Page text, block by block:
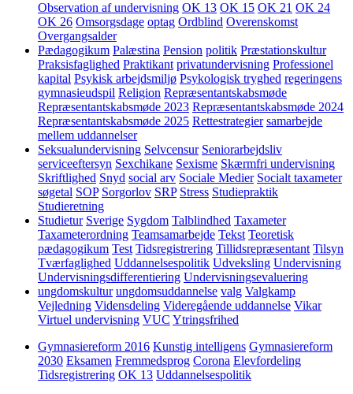
Observation af undervisning OK 13 OK 15 OK 21 OK 24
OK 26 Omsorgsdage optag Ordblind Overenskomst
Overgangsalder
Pædagogikum Palæstina Pension politik Præstationskultur
Praksisfaglighed Praktikant privatundervisning Professionel
kapital Psykisk arbejdsmiljø Psykologisk tryghed regeringens
gymnasieudspil Religion Repræsentantskabsmøde
Repræsentantskabsmøde 2023 Repræsentantskabsmøde 2024
Repræsentantskabsmøde 2025 Rettestrategier samarbejde
mellem uddannelser
Seksualundervisning Selvcensur Seniorarbejdsliv
serviceeftersyn Sexchikane Sexisme Skærmfri undervisning
Skriftlighed Snyd social arv Sociale Medier Socialt taxameter
søgetal SOP Sorgorlov SRP Stress Studiepraktik
Studieretning
Studietur Sverige Sygdom Talblindhed Taxameter
Taxameterordning Teamsamarbejde Tekst Teoretisk
pædagogikum Test Tidsregistrering Tillidsrepræsentant Tilsyn
Tværfaglighed Uddannelsespolitik Udveksling Undervisning
Undervisningsdifferentiering Undervisningsevaluering
ungdomskultur ungdomsuddannelse valg Valgkamp
Vejledning Vidensdeling Videregående uddannelse Vikar
Virtuel undervisning VUC Ytringsfrihed
Gymnasiereform 2016 Kunstig intelligens Gymnasiereform
2030 Eksamen Fremmedsprog Corona Elevfordeling
Tidsregistrering OK 13 Uddannelsespolitik